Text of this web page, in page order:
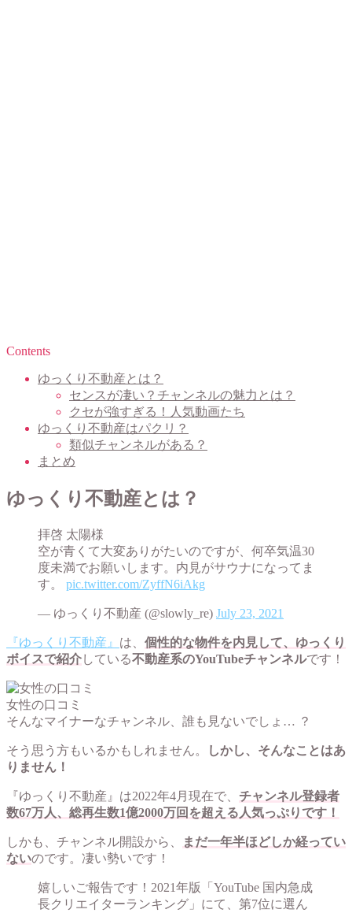
Contents
ゆっくり不動産とは？
センスが凄い？チャンネルの魅力とは？
クセが強すぎる！人気動画たち
ゆっくり不動産はパクリ？
類似チャンネルがある？
まとめ
ゆっくり不動産とは？
拝啓 太陽様
空が青くて大変ありがたいのですが、何卒気温30
度未満でお願いします。内見がサウナになってま
す。 pic.twitter.com/ZyffN6iAkg
— ゆっくり不動産 (@slowly_re) July 23, 2021
『ゆっくり不動産』 は、 個性的な物件を内見して、ゆっくり
ボイスで紹介している不動産系のYouTubeチャンネルです！
女性の口コミ
そんなマイナーなチャンネル、誰も見ないでしょ… ？
そう思う方もいるかもしれません。
しかし、そんなことはあ
りません！
『ゆっくり不動産』は2022年4月現在で、 チャンネル登録者
数67万人、総再生数1億2000万回を超える人気っぷりです！
しかも、チャンネル開設から、
まだ一年半ほどしか経ってい
ないのです。凄い勢いです！
嬉しいご報告です！2021年版「YouTube 国内急成
長クリエイターランキング」にて、第7位に選ん